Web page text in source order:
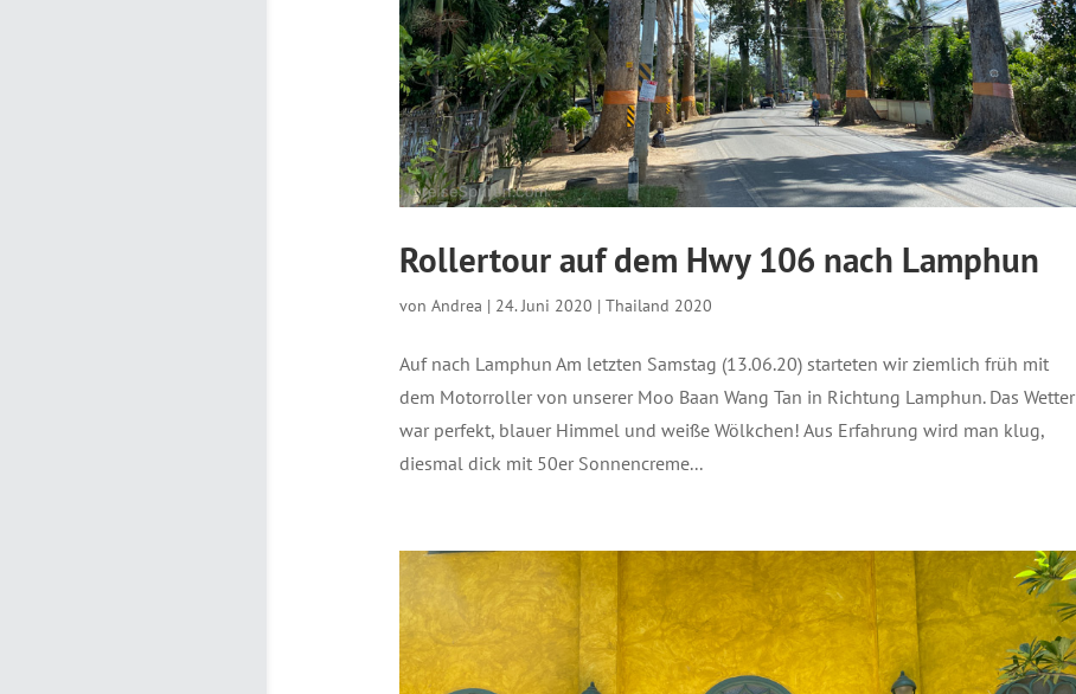
Rollertour auf dem Hwy 106 nach Lamphun
von Andrea | 24. Juni 2020 | Thailand 2020
Auf nach Lamphun Am letzten Samstag (13.06.20) starteten wir ziemlich früh mit
dem Motorroller von unserer Moo Baan Wang Tan in Richtung Lamphun. Das Wetter
war perfekt, blauer Himmel und weiße Wölkchen! Aus Erfahrung wird man klug,
diesmal dick mit 50er Sonnencreme...